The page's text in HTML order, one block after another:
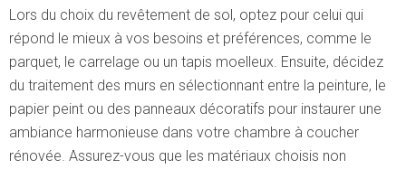
Lors du choix du revêtement de sol, optez pour celui qui
répond le mieux à vos besoins et préférences, comme le
parquet, le carrelage ou un tapis moelleux. Ensuite, décidez
du traitement des murs en sélectionnant entre la peinture, le
papier peint ou des panneaux décoratifs pour instaurer une
ambiance harmonieuse dans votre chambre à coucher
rénovée. Assurez-vous que les matériaux choisis non